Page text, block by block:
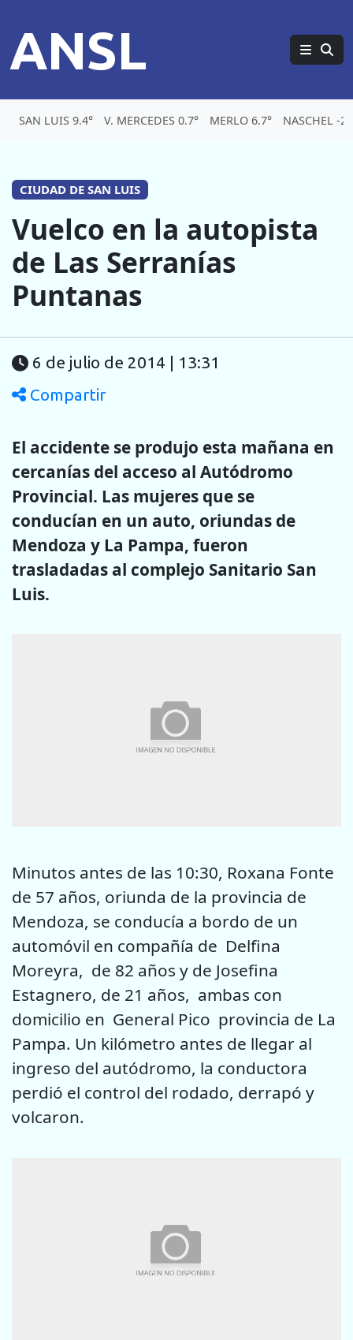
ANSL
SAN LUIS 9.4° V. MERCEDES 0.7° MERLO 6.7° NASCHEL -
CIUDAD DE SAN LUIS
Vuelco en la autopista
de Las Serranías
Puntanas
6 de julio de 2014 | 13:31
Compartir
El accidente se produjo esta mañana en
cercanías del acceso al Autódromo
Provincial. Las mujeres que se
conducían en un auto, oriundas de
Mendoza y La Pampa, fueron
trasladadas al complejo Sanitario San
Luis.
Minutos antes de las 10:30, Roxana Fonte
de 57 años, oriunda de la provincia de
Mendoza, se conducía a bordo de un
automóvil en compañía de Delfina
Moreyra, de 82 años y de Josefina
Estagnero, de 21 años, ambas con
domicilio en General Pico provincia de La
Pampa. Un kilómetro antes de llegar al
ingreso del autódromo, la conductora
perdió el control del rodado, derrapó y
volcaron.